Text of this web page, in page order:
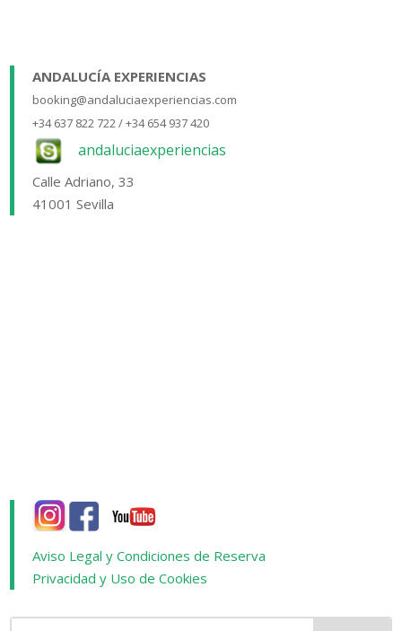
ANDALUCÍA EXPERIENCIAS
booking@andaluciaexperiencias.com
+34 637 822 722 / +34 654 937 420
andaluciaexperiencias
Calle Adriano, 33
41001 Sevilla
Aviso Legal y Condiciones de Reserva
Privacidad y Uso de Cookies